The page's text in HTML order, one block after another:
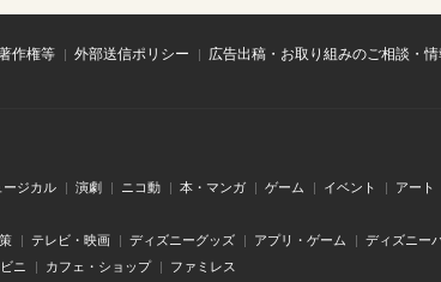
作権等 外部送信ポリシー
広告出稿・お取り組みのご相談・
ージカル 演劇 ニコ動 本・マンガ ゲーム イベント アート
テレビ・映画 ディズニーグッズ アプリ・ゲーム ディズニー
ニ カフェ・ショップ ファミレス